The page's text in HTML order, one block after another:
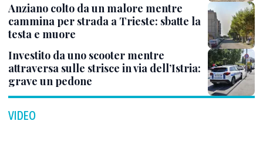
Anziano colto da un malore mentre
cammina per strada a Trieste: sbatte la
testa e muore
Investito da uno scooter mentre
attraversa sulle strisce in via dell’Istria:
grave un pedone
VIDEO